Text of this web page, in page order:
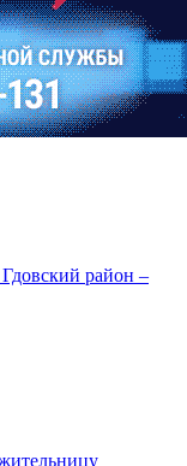
район –